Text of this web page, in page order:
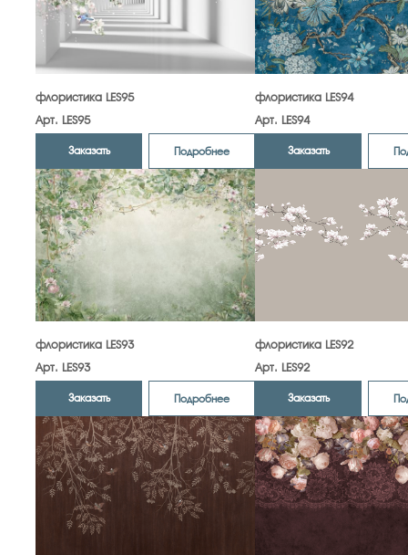
флористика LES95
Арт. LES95
Заказать Подробнее
флористика LES94
Арт. LES94
Заказать
флористика LES93
Арт. LES93
Заказать Подробнее
флористика LES92
Арт. LES92
Заказать